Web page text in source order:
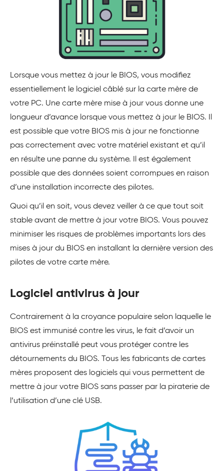
Lorsque vous mettez à jour le BIOS, vous modifiez
essentiellement le logiciel câblé sur la carte mère de
votre PC. Une carte mère mise à jour vous donne une
longueur d’avance lorsque vous mettez à jour le BIOS. Il
est possible que votre BIOS mis à jour ne fonctionne
pas correctement avec votre matériel existant et qu’il
en résulte une panne du système. Il est également
possible que des données soient corrompues en raison
d’une installation incorrecte des pilotes.
Quoi qu’il en soit, vous devez veiller à ce que tout soit
stable avant de mettre à jour votre BIOS. Vous pouvez
minimiser les risques de problèmes importants lors des
mises à jour du BIOS en installant la dernière version des
pilotes de votre carte mère.
Logiciel antivirus à jour
Contrairement à la croyance populaire selon laquelle le
BIOS est immunisé contre les virus, le fait d’avoir un
antivirus préinstallé peut vous protéger contre les
détournements du BIOS. Tous les fabricants de cartes
mères proposent des logiciels qui vous permettent de
mettre à jour votre BIOS sans passer par la piraterie de
l’utilisation d’une clé USB.